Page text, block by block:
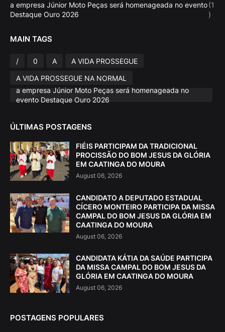
a empresa Júnior Moto Peças será homenageada no evento
Destaque Ouro 2026
(1
)
MAIN TAGS
/ 0 A
A VIDA PROSSEGUE
A VIDA PROSSEGUE NA NORMAL
a empresa Júnior Moto Peças será homenageada no
evento Destaque Ouro 2026
ÚLTIMAS POSTAGENS
FIÉIS PARTICIPAM DA TRADICIONAL
PROCISSÃO DO BOM JESUS DA GLÓRIA
EM CAATINGA DO MOURA
August 06, 2026
CANDIDATO A DEPUTADO ESTADUAL
CÍCERO MONTEIRO PARTICIPA DA MISSA
CAMPAL DO BOM JESUS DA GLÓRIA EM
CAATINGA DO MOURA
August 06, 2026
CANDIDATA KÁTIA DA SAÚDE PARTICIPA
DA MISSA CAMPAL DO BOM JESUS DA
GLÓRIA EM CAATINGA DO MOURA
August 06, 2026
POSTAGENS POPULARES